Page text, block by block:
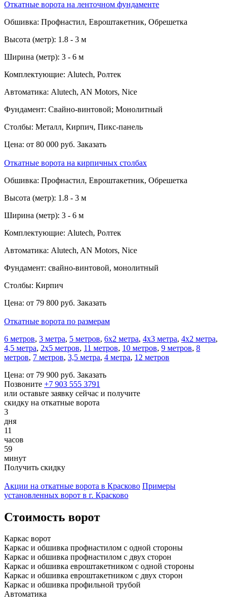
Откатные ворота на ленточном фундаменте
Обшивка: Профнастил, Евроштакетник, Обрешетка
Высота (метр): 1.8 - 3 м
Ширина (метр): 3 - 6 м
Комплектующие: Alutech, Ролтек
Автоматика: Alutech, AN Motors, Nice
Фундамент: Свайно-винтовой; Монолитный
Столбы: Металл, Кирпич, Пикс-панель
Цена: от 80 000 руб. Заказать
Откатные ворота на кирпичных столбах
Обшивка: Профнастил, Евроштакетник, Обрешетка
Высота (метр): 1.8 - 3 м
Ширина (метр): 3 - 6 м
Комплектующие: Alutech, Ролтек
Автоматика: Alutech, AN Motors, Nice
Фундамент: свайно-винтовой, монолитный
Столбы: Кирпич
Цена: от 79 800 руб. Заказать
Откатные ворота по размерам
6 метров, 3 метра, 5 метров, 6x2 метра, 4х3 метра, 4х2 метра,
4,5 метра, 2х5 метров, 11 метров, 10 метров, 9 метров, 8
метров, 7 метров, 3,5 метра, 4 метра, 12 метров
Цена: от 79 900 руб. Заказать
Позвоните +7 903 555 3791
или оставьте заявку сейчас и получите
скидку на откатные ворота
3
дня
11
часов
59
минут
Получить скидку
Акции на откатные ворота в Красково Примеры
установленных ворот в г. Красково
Стоимость ворот
Каркас ворот
Каркас и обшивка профнастилом с одной стороны
Каркас и обшивка профнастилом с двух сторон
Каркас и обшивка евроштакетником с одной стороны
Каркас и обшивка евроштакетником с двух сторон
Каркас и обшивка профильной трубой
Автоматика